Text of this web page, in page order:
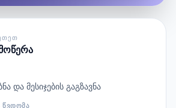
და მესიჯების გაგზავნა
ᲬᲕᲓᲝᲛᲐ